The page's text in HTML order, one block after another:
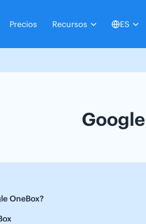
Precios Recursos ES
OneBox?